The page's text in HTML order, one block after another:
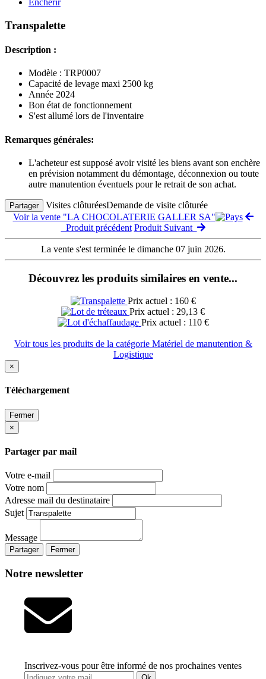
Enchérir
Transpalette
Description :
Modèle : TRP0007
Capacité de levage maxi 2500 kg
Année 2024
Bon état de fonctionnement
S'est allumé lors de l'inventaire
Remarques générales:
L'acheteur est supposé avoir visité les biens avant son enchère
en prévision notamment du démontage, déconnexion ou toute
autre manutention éventuels pour le retrait de son achat.
Partager Visites clôturéesDemande de visite clôturée
Voir la vente "LA CHOCOLATERIE GALLER SA"
Produit précédent Produit Suivant
La vente s'est terminée le dimanche 07 juin 2026.
Découvrez les produits similaires en vente...
Prix actuel : 160 €
Prix actuel : 29,13 €
Prix actuel : 110 €
Voir tous les produits de la catégorie Matériel de manutention &
Logistique
×
Téléchargement
Fermer
×
Partager par mail
Votre e-mail
Votre nom
Adresse mail du destinataire
Sujet
Message
Partager Fermer
Notre newsletter
Inscrivez-vous pour être informé de nos prochaines ventes